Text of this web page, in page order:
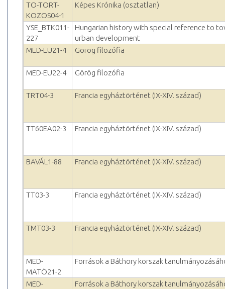
TO-TORT-
KOZOS04-1
Képes Krónika (osztatlan)
YSE_BTK011-
227
Hungarian history with special reference to
urban development
MED-EU21-4
Görög filozófia
MED-EU22-4 Görög filozófia
TRT04-3 Francia egyháztörténet (IX-XIV. század)
TT60EA02-3 Francia egyháztörténet (IX-XIV. század)
BAVÁL1-88 Francia egyháztörténet (IX-XIV. század)
TT03-3 Francia egyháztörténet (IX-XIV. század)
TMT03-3 Francia egyháztörténet (IX-XIV. század)
MED-
MATÖ21-2
Források a Báthory korszak
MED-
Források a Báthory korszak